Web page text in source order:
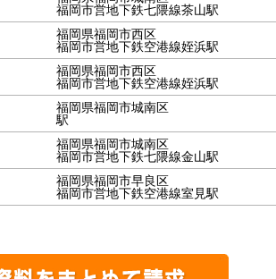
福岡市営地下鉄七隈線茶山駅
福岡県福岡市西区
福岡市営地下鉄空港線姪浜駅
福岡県福岡市西区
福岡市営地下鉄空港線姪浜駅
福岡県福岡市城南区
駅
福岡県福岡市城南区
福岡市営地下鉄七隈線金山駅
福岡県福岡市早良区
福岡市営地下鉄空港線室見駅